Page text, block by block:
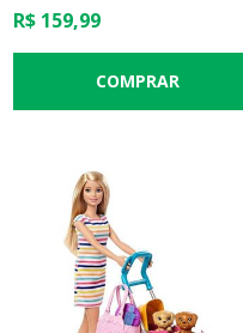
R$ 159,99